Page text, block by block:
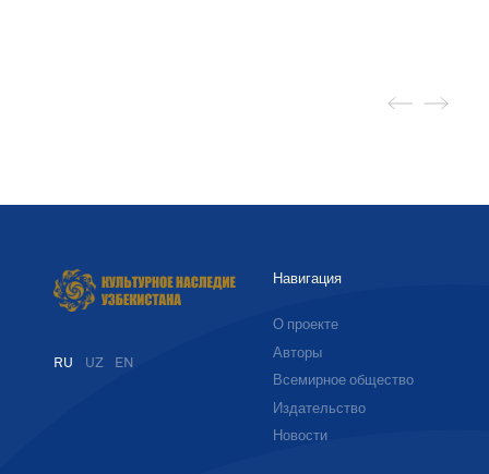
RU UZ EN
Навигация
О проекте
Авторы
Всемирное общество
Издательство
Новости